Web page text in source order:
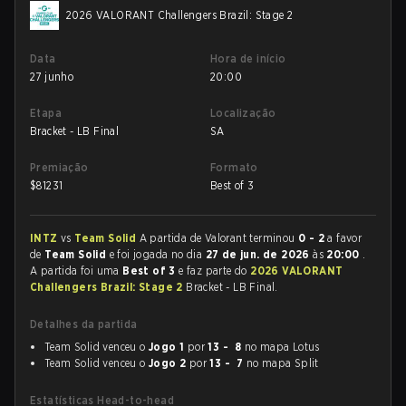
2026 VALORANT Challengers Brazil: Stage 2
Data
27 junho
Hora de início
20:00
Etapa
Bracket - LB Final
Localização
SA
Premiação
$81231
Formato
Best of 3
INTZ vs Team Solid A partida de Valorant terminou 0 - 2 a favor
de Team Solid e foi jogada no dia 27 de jun. de 2026às 20:00 .
A partida foi uma Best of 3e faz parte do 2026 VALORANT
Challengers Brazil: Stage 2 Bracket - LB Final.
Detalhes da partida
Team Solid venceu o Jogo 1 por13 - 8 no mapa Lotus
Team Solid venceu o Jogo 2 por13 - 7 no mapa Split
Estatísticas Head-to-head